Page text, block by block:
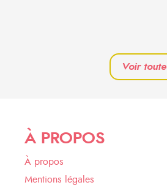
Voir
À PROPOS
À propos
Mentions légales